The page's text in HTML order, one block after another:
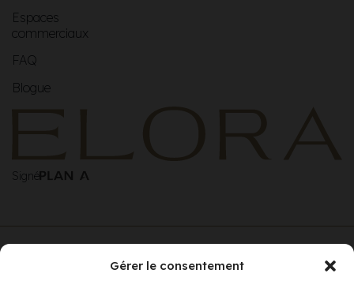
Gérer le consentement
Espaces
commerciaux
FAQ
Blogue
Signé
2005 av. de Bois-de-Boulogne, Laval QC H7N 0J7